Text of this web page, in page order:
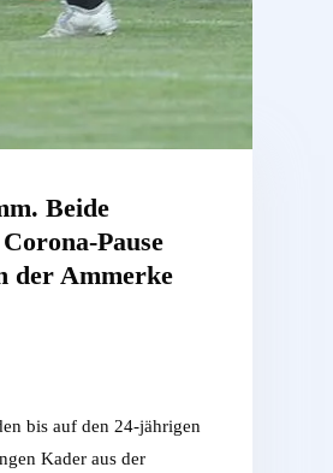
Beide
Pause
der Ammerke
bis auf den 24-jährigen
Kader aus der